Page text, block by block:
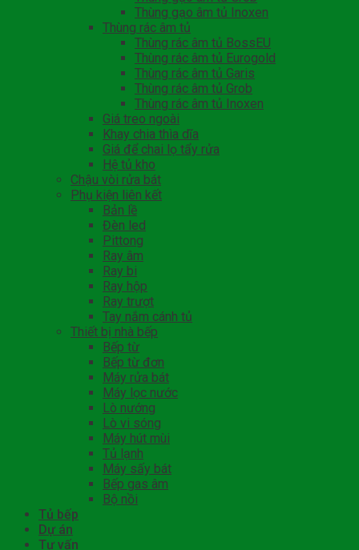
Thùng gạo âm tủ Inoxen
Thùng rác âm tủ
Thùng rác âm tủ BossEU
Thùng rác âm tủ Eurogold
Thùng rác âm tủ Garis
Thùng rác âm tủ Grob
Thùng rác âm tủ Inoxen
Giá treo ngoài
Khay chia thìa dĩa
Giá để chai lọ tẩy rửa
Hệ tủ kho
Chậu vòi rửa bát
Phụ kiện liên kết
Bản lề
Đèn led
Pittong
Ray âm
Ray bi
Ray hộp
Ray trượt
Tay nắm cánh tủ
Thiết bị nhà bếp
Bếp từ
Bếp từ đơn
Máy rửa bát
Máy lọc nước
Lò nướng
Lò vi sóng
Máy hút mùi
Tủ lạnh
Máy sấy bát
Bếp gas âm
Bộ nồi
Tủ bếp
Dự án
Tư vấn